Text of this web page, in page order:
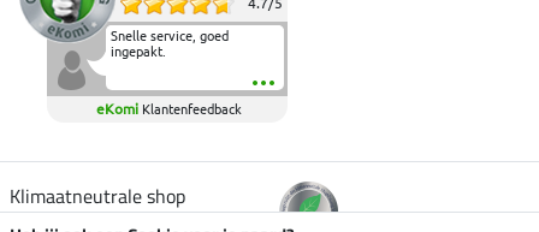
Snelle service, goed
ingepakt.
eKomi Klantenfeedback
Klimaatneutrale shop